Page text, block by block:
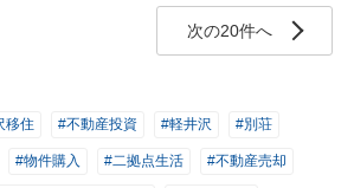
次の20件へ
移住 #不動産投資 #軽井沢 #別荘
#物件購入 #二拠点生活 #不動産売却